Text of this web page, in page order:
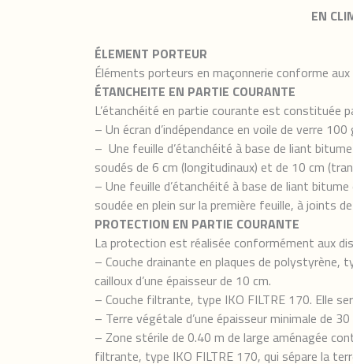
EN
ÉLEMENT PORTEUR
Éléments porteurs en maçonnerie conforme
ÉTANCHEITE EN PARTIE COURANTE
L’étanchéité en partie courante est constituée
– Un écran d’indépendance en voile de verre
– Une feuille d’étanchéité à base de liant
soudés de 6 cm (longitudinaux) et de 10 cm
– Une feuille d’étanchéité à base de liant
soudée en plein sur la première feuille, à joints
PROTECTION EN PARTIE COURANTE
La protection est réalisée conformément aux
– Couche drainante en plaques de polystyrène,
cailloux d’une épaisseur de 10 cm.
– Couche filtrante, type IKO FILTRE 170. Elle
– Terre végétale d’une épaisseur minimale de 30
– Zone stérile de 0.40 m de large aménagée
filtrante, type IKO FILTRE 170, qui sépare la